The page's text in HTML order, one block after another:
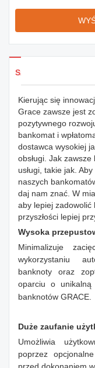
Szczegóły
Kierując się
Grace zawsze jest
pozytywnego
bankomat i
dostawca wysokiej
obsługi. Jak
usługi, takie jak.
naszych
daj nam znać. W
aby lepiej zadowolić
przyszłości lepiej
Wysoka
Minimalizuje
wykorzystaniu
banknoty oraz
oparciu o unikalną
banknotów GRACE.
Duże zaufanie
Umożliwia
poprzez